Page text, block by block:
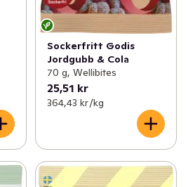
Sockerfritt Godis
Jordgubb & Cola
70 g, Wellibites
25,51 kr
364,43 kr /kg